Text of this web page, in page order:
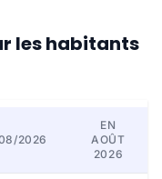
les habitants
2026
EN
AOÛT
2026